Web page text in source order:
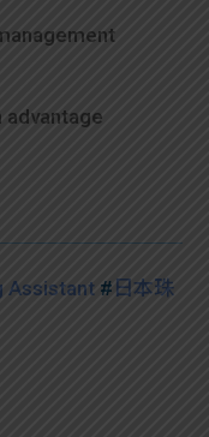
advantage
Assistant # 日本珠